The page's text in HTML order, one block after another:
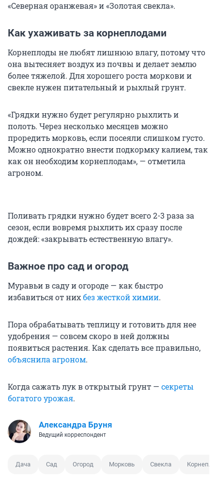
«Северная оранжевая» и «Золотая свекла».
Как ухаживать за корнеплодами
Корнеплоды не любят лишнюю влагу, потому что
она вытесняет воздух из почвы и делает землю
более тяжелой. Для хорошего роста моркови и
свекле нужен питательный и рыхлый грунт.
«Грядки нужно будет регулярно рыхлить и
полоть. Через несколько месяцев можно
проредить морковь, если посеяли слишком густо.
Можно однократно внести подкормку калием, так
как он необходим корнеплодам», — отметила
агроном.
Поливать грядки нужно будет всего 2-3 раза за
сезон, если вовремя рыхлить их сразу после
дождей: «закрывать естественную влагу».
Важное про сад и огород
Муравьи в саду и огороде — как быстро
избавиться от нихбез жесткой химии.
Пора обрабатывать теплицу и готовить для нее
удобрения — совсем скоро в ней должны
появиться растения. Как сделать все правильно,
объяснила агроном.
Когда сажать лук в открытый грунт — секреты
богатого урожая.
Александра Бруня
Ведущий корреспондент
Дача Сад Огород Морковь Свекла